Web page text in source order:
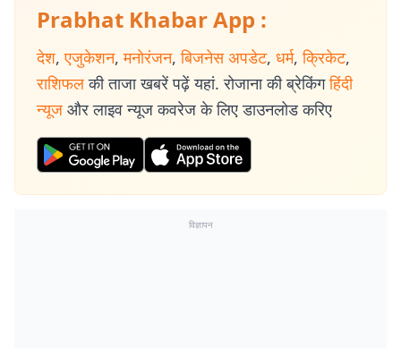
Prabhat Khabar App :
देश, एजुकेशन, मनोरंजन, बिजनेस अपडेट, धर्म, क्रिकेट,
राशिफल की ताजा खबरें पढ़ें यहां. रोजाना की ब्रेकिंग हिंदी
न्यूज और लाइव न्यूज कवरेज के लिए डाउनलोड करिए
विज्ञापन